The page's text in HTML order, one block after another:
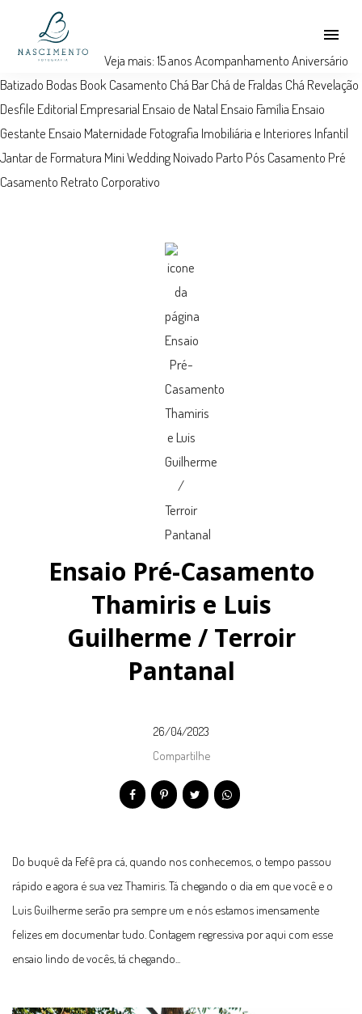
menu
Veja mais:15 anos AcompanhamentoAniversário
Batizado Bodas Book Casamento Chá BarChá de Fraldas Chá Revelação
Desfile Editorial Empresarial Ensaio de Natal Ensaio Família Ensaio
Gestante Ensaio Maternidade Fotografia Imobiliária e Interiores Infantil
Jantar de Formatura Mini WeddingNoivado Parto Pós Casamento Pré
Casamento Retrato Corporativo
Ensaio Pré-Casamento
Thamiris e Luis
Guilherme / Terroir
Pantanal
26/04/2023
Compartilhe
Do buquê da Fefê pra cá, quando nos conhecemos, o tempo passou
rápido e agora é sua vez Thamiris. Tá chegando o dia em que você e o
Luis Guilherme serão pra sempre um e nós estamos imensamente
felizes em documentar tudo. Contagem regressiva por aqui com esse
ensaio lindo de vocês, tá chegando...